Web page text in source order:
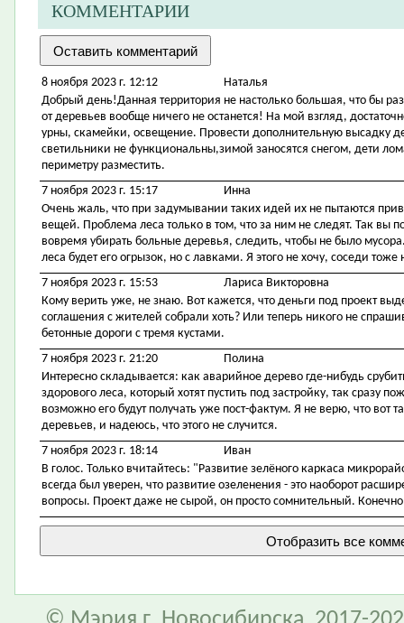
КОММЕНТАРИИ
8 ноября 2023 г. 12:12
Наталья
Добрый день!Данная территория не настолько большая, что бы
от деревьев вообще ничего не останется! На мой взгляд,
урны, скамейки, освещение. Провести дополнительную высадку
светильники не функциональны,зимой заносятся снегом, дети
периметру разместить.
7 ноября 2023 г. 15:17
Инна
Очень жаль, что при задумывании таких идей их не пытаются
вещей. Проблема леса только в том, что за ним не следят. Так вы
вовремя убирать больные деревья, следить, чтобы не было
леса будет его огрызок, но с лавками. Я этого не хочу, соседи тоже
7 ноября 2023 г. 15:53
Лариса Викторовна
Кому верить уже, не знаю. Вот кажется, что деньги под проект
соглашения с жителей собрали хоть? Или теперь никого не
бетонные дороги с тремя кустами.
7 ноября 2023 г. 21:20
Полина
Интересно складывается: как аварийное дерево где-нибудь
здорового леса, который хотят пустить под застройку, так сразу
возможно его будут получать уже пост-фактум. Я не верю, что вот
деревьев, и надеюсь, что этого не случится.
7 ноября 2023 г. 18:14
Иван
В голос. Только вчитайтесь: "Развитие зелёного каркаса
всегда был уверен, что развитие озеленения - это наоборот
вопросы. Проект даже не сырой, он просто сомнительный.